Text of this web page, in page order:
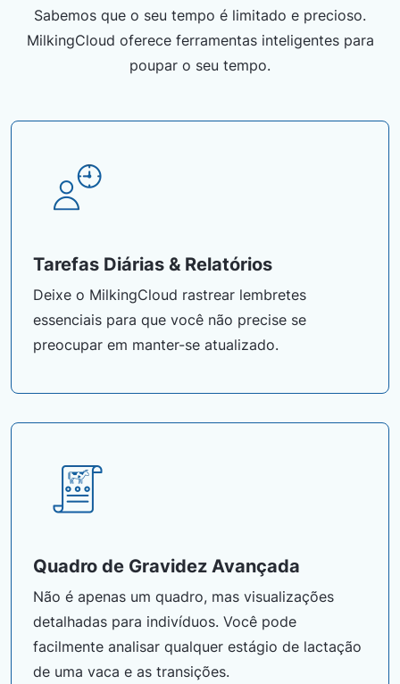
Sabemos que o seu tempo é limitado e precioso.
MilkingCloud oferece ferramentas inteligentes para
poupar o seu tempo.
Tarefas Diárias & Relatórios
Deixe o MilkingCloud rastrear lembretes
essenciais para que você não precise se
preocupar em manter-se atualizado.
Quadro de Gravidez Avançada
Não é apenas um quadro, mas visualizações
detalhadas para indivíduos. Você pode
facilmente analisar qualquer estágio de lactação
de uma vaca e as transições.